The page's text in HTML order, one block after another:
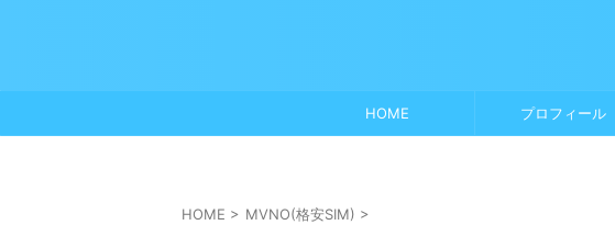
HOME プロフィール
HOME > MVNO(格安SIM) >